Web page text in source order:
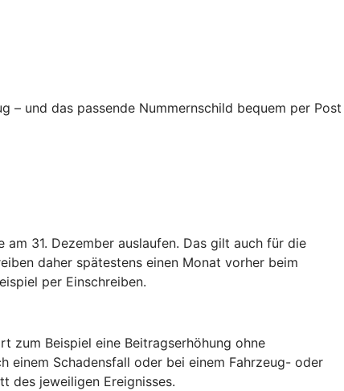
– und das passende Nummernschild bequem per Post
31. Dezember auslaufen. Das gilt auch für die
daher spätestens einen Monat vorher beim
per Einschreiben.
zum Beispiel eine Beitragserhöhung ohne
einem Schadensfall oder bei einem Fahrzeug- oder
des jeweiligen Ereignisses.